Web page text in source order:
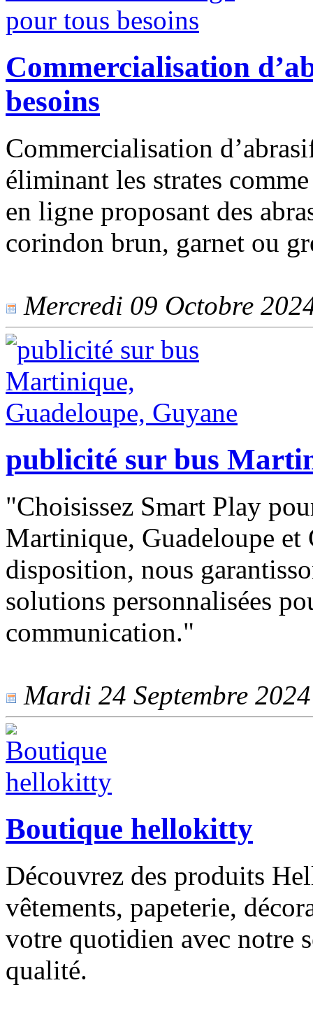
Commercialisation
besoins
Commercialisation
éliminant les strates
en ligne proposant des
corindon brun, garnet ou
Mercredi 09 Octobre
publicité sur bus
"Choisissez Smart Play
Martinique, Guadeloupe et
disposition, nous
solutions personnalisées
communication."
Mardi 24 Septembre
Boutique hellokitty
Découvrez des produits
vêtements, papeterie,
votre quotidien avec notre
qualité.